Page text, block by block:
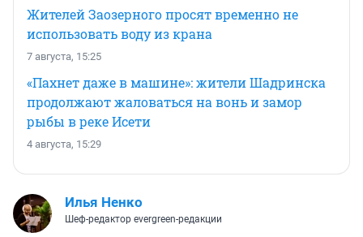
Жителей Заозерного просят временно не
использовать воду из крана
7 августа, 15:25
«Пахнет даже в машине»: жители Шадринска
продолжают жаловаться на вонь и замор
рыбы в реке Исети
4 августа, 15:29
Илья Ненко
Шеф-редактор evergreen-редакции